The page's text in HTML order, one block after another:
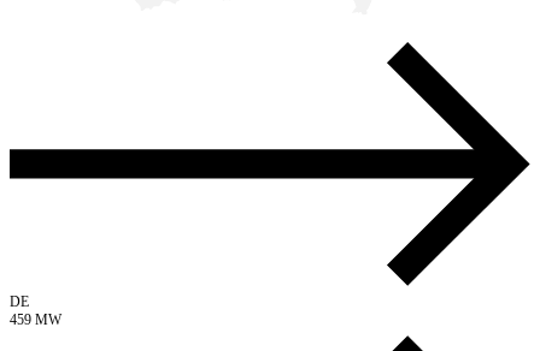
DE
459 MW